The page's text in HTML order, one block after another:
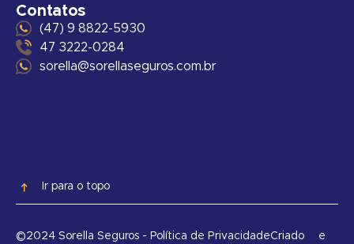
Contatos
(47) 9 8822-5930
47 3222-0284
sorella@sorellaseguros.com.br
Ir para o topo
©2024 Sorella Seguros - Política de PrivacidadeCriado e